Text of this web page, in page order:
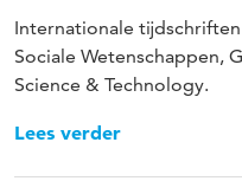
Internationale
Sociale Wetenschappen,
Science & Technology.
Lees verder